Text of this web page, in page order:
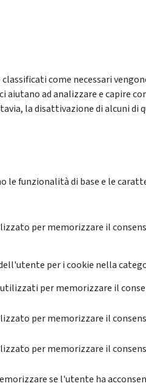
come necessari
ad analizzare e capire
la disattivazione di alcuni di
funzionalità di base e le
per memorizzare il
per i cookie nella
per memorizzare il
per memorizzare il
per memorizzare il
se l'utente ha